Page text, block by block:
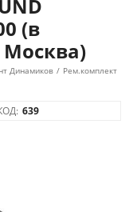
(в
Москва)
Динамиков / Рем.комплект
639